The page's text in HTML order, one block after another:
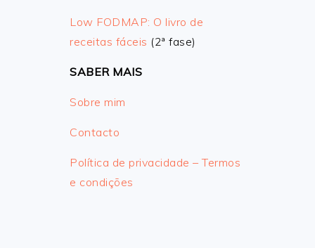
Low FODMAP: O livro de
receitas fáceis (2ª fase)
SABER MAIS
Sobre mim
Contacto
Política de privacidade – Termos
e condições